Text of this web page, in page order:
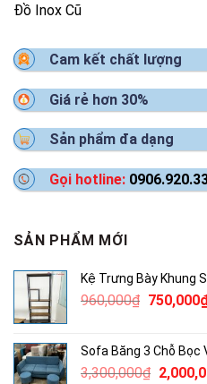
Đồ Inox Cũ
Cam kết chất lượng
Giá rẻ hơn 30%
Sản phẩm đa dạng
Gọi hotline:
SẢN PHẨM MỚI
Kệ Trưng Bày Khung
960,000₫ Giá
750,000
Sofa Băng 3 Chỗ Bọc
3,300,000₫ Giá